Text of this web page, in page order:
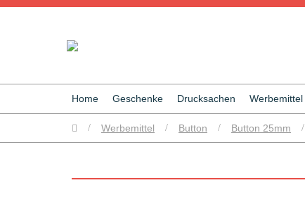
Home Geschenke Drucksachen Werbemittel
/ Werbemittel / Button / Button 25mm /